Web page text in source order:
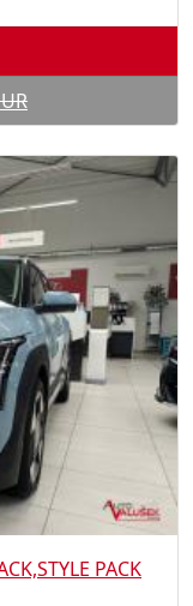
PACK